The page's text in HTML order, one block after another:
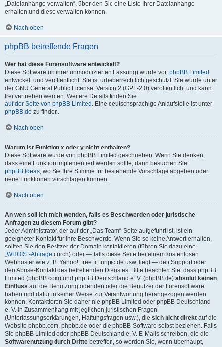
„Dateianhänge verwalten“, über den Sie eine Liste Ihrer Dateianhänge
erhalten und diese verwalten können.
Nach oben
phpBB betreffende Fragen
Wer hat diese Forensoftware entwickelt?
Diese Software (in ihrer unmodifizierten Fassung) wurde von phpBB Limited
entwickelt und veröffentlicht. Sie ist urheberrechtlich geschützt. Sie wurde unter
der GNU General Public License, Version 2 (GPL-2.0) veröffentlicht und kann
frei vertrieben werden. Weitere Details finden Sie
auf der Seite von phpBB Limited . Eine deutschsprachige Anlaufstelle ist unter
phpBB.de zu finden.
Nach oben
Warum ist Funktion x oder y nicht enthalten?
Diese Software wurde von phpBB Limited geschrieben. Wenn Sie denken,
dass eine Funktion implementiert werden sollte, dann besuchen Sie
phpBB Ideas, wo Sie Ihre Stimme für bestehende Vorschläge abgeben oder
neue Funktionen vorschlagen können.
Nach oben
An wen soll ich mich wenden, falls es Beschwerden oder juristische
Anfragen zu diesem Forum gibt?
Jeder Administrator, der auf der „Das Team“-Seite aufgeführt ist, ist ein
geeigneter Kontakt für Ihre Beschwerde. Wenn Sie so keine Antwort erhalten,
sollten Sie den Besitzer der Domain kontaktieren (führen Sie dazu eine
„WHOIS“-Abfrage durch) oder — falls diese Seite bei einem kostenlosen
Webhoster wie z. B. Yahoo!, free.fr, funpic.de usw. liegt — den Support oder
den Abuse-Kontakt des betreffenden Dienstes. Bitte beachten Sie, dass phpBB
Limited (phpBB.com) und phpBB Deutschland e. V. (phpBB.de) absolut keinen
Einfluss auf die Benutzung oder den oder die Benutzer der Forensoftware
haben und dafür in keiner Weise zur Verantwortung herangezogen werden
können. Kontaktieren Sie daher nie phpBB Limited oder phpBB Deutschland
e. V. in Zusammenhang mit jeglichen juristischen Fragen
(Unterlassungserklärungen, Haftungsfragen usw.), die sich nicht direkt auf die
Website phpbb.com, phpbb.de oder die phpBB-Software selbst beziehen. Falls
Sie phpBB Limited oder phpBB Deutschland e. V. E-Mails schreiben, die die
Softwarenutzung durch Dritte betreffen, so werden Sie, wenn überhaupt,